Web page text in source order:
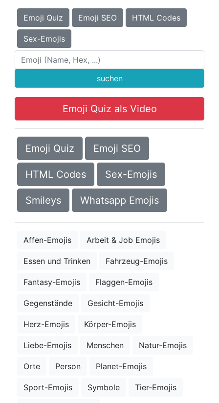
Emoji Quiz Emoji SEO HTML Codes
Sex-Emojis
suchen
Emoji Quiz als Video
Emoji Quiz Emoji SEO
HTML Codes Sex-Emojis
Smileys Whatsapp Emojis
Affen-Emojis Arbeit & Job Emojis
Essen und Trinken Fahrzeug-Emojis
Fantasy-Emojis Flaggen-Emojis
Gegenstände Gesicht-Emojis
Herz-Emojis Körper-Emojis
Liebe-Emojis Menschen Natur-Emojis
Orte Person Planet-Emojis
Sport-Emojis Symbole Tier-Emojis